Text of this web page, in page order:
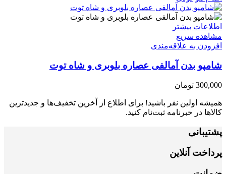
اطلاعات بیشتر
مشاهده سریع
افزودن به علاقه‌مندی
شامپو بدن آمالفی عصاره بلوبری و شاه توت
300,000 تومان
همیشه اولین نفر باشید! برای اطلاع از آخرین تخفیف‌ها و جدیدترین
کالاها در خبرنامه ثبت‌نام کنید.
پشتیبانی
پرداخت آنلاین